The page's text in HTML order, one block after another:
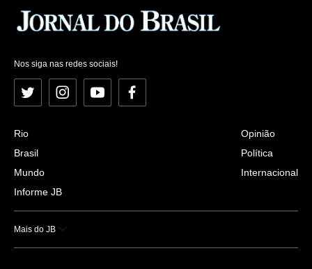
Nos siga nas redes sociais!
Twitter InstagramYouTubeFacebook
Rio
Brasil
Mundo
Informe JB
Opinião
Política
Internacional
Mais do JB
Esportes